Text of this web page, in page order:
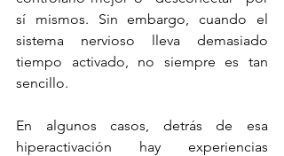
sí mismos. Sin embargo, cuando el
sistema nervioso lleva demasiado
tiempo activado, no siempre es tan
sencillo.
En algunos casos, detrás de esa
hiperactivación hay experiencias